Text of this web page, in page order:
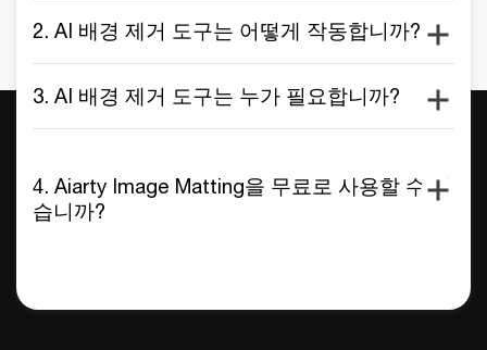
2. AI 배경 제거 도구는 어떻게 작동합니까?
3. AI 배경 제거 도구는 누가 필요합니까?
4. Aiarty Image Matting을 무료로 사용할 수 있
습니까?